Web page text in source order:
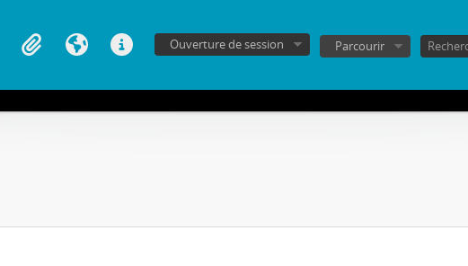
Ouverture de session Parcourir